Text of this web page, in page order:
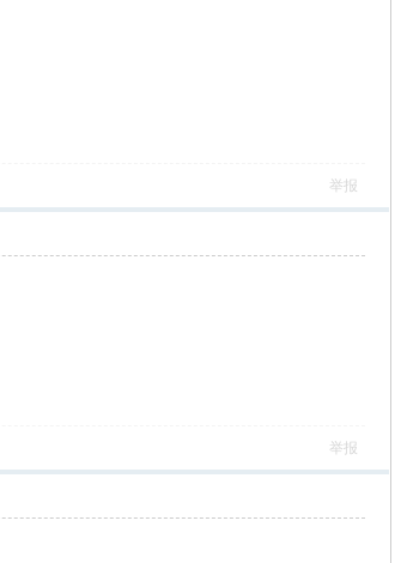
举报
举报